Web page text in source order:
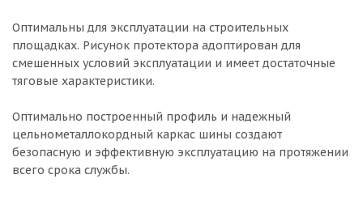
Оптимальны для эксплуатации на строительных
площадках. Рисунок протектора адоптирован для
смешенных условий эксплуатации и имеет достаточные
тяговые характеристики.
Оптимально построенный профиль и надежный
цельнометаллокордный каркас шины создают
безопасную и эффективную эксплуатацию на протяжении
всего срока службы.